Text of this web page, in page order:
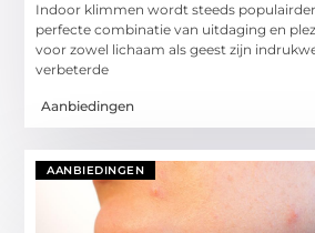
Indoor klimmen wordt steeds
perfecte combinatie van uitdaging en
voor zowel lichaam als geest zijn
verbeterde
Aanbiedingen
AANBIEDINGEN